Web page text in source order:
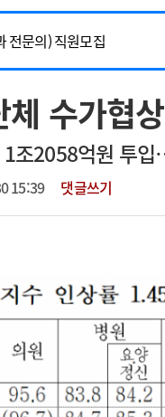
판례
법적고지
전문의) 직원모집
던트1년차) 모집
모집
제 임상의사 채용
체 수가
조2058억원 투
15:39 댓글쓰기